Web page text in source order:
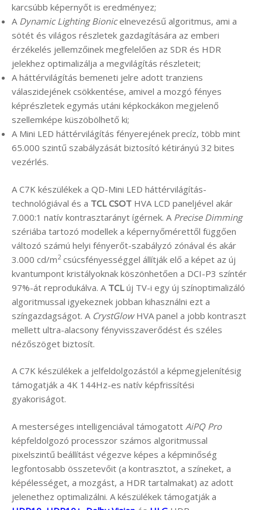
karcsúbb képernyőt is eredményez;
A Dynamic Lighting Bionicelnevezésű algoritmus, ami a
sötét és világos részletek gazdagítására az emberi
érzékelés jellemzőinek megfelelően az SDR és HDR
jelekhez optimalizálja a megvilágítás részleteit;
A háttérvilágítás bemeneti jelre adott tranziens
válaszidejének csökkentése, amivel a mozgó fényes
képrészletek egymás utáni képkockákon megjelenő
szellemképe küszöbölhető ki;
A Mini LED háttérvilágítás fényerejének precíz, több mint
65.000 szintű szabályzását biztosító kétirányú 32 bites
vezérlés.
A C7K készülékek a QD-Mini LED háttérvilágítás-
technológiával és a TCL CSOT HVA LCD paneljével akár
7.000:1 natív kontrasztarányt ígérnek. A Precise Dimming
szériába tartozó modellek a képernyőmérettől függően
változó számú helyi fényerőt-szabályzó zónával és akár
3.000 cd/m2csúcsfényességgel állítják elő a képet az új
kvantumpont kristályoknak köszönhetően a DCI-P3 színtér
97%-át reprodukálva. A TCLúj TV-i egy új színoptimalizáló
algoritmussal igyekeznek jobban kihasználni ezt a
színgazdagságot. A CrystGlowHVA panel a jobb kontraszt
mellett ultra-alacsony fényvisszaverődést és széles
nézőszöget biztosít.
A C7K készülékek a jelfeldolgozástól a képmegjelenítésig
támogatják a 4K 144Hz-es natív képfrissítési
gyakoriságot.
A mesterséges intelligenciával támogatott AiPQ Pro
képfeldolgozó processzor számos algoritmussal
pixelszintű beállítást végezve képes a képminőség
legfontosabb összetevőit (a kontrasztot, a színeket, a
képélességet, a mozgást, a HDR tartalmakat) az adott
jelenethez optimalizálni. A készülékek támogatják a